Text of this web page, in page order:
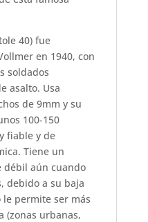
40) fue
en 1940, con
soldados
asalto. Usa
de 9mm y su
100-150
fiable y de
Tiene un
débil aún cuando
debido a su baja
le permite ser más
(zonas urbanas,